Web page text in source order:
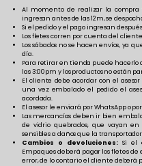
Al momento de realizar la
ingresan antes de las 12m, se
Si el pedido y el pago ingresan
Los fletes corren por cuenta del
Los sábados no se hacen envíos, ya
día.
Para retirar en tienda puede hacerlo
las 3:00pm y los productos no están
El cliente debe acordar con el
una vez embalado el pedido el
acordada.
El asesor le enviará por WhatsApp o
Las mercancías deben ir bien
de vidrio quebrados, que vayan
sensibles a daños que la
Cambios o devoluciones:Si el
Empaques deberá pagar los fletes
error, de lo contario el cliente deberá